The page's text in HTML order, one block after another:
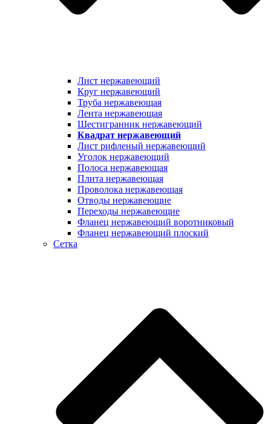
Лист нержавеющий
Круг нержавеющий
Труба нержавеющая
Лента нержавеющая
Шестигранник нержавеющий
Квадрат нержавеющий
Лист рифленый нержавеющий
Уголок нержавеющий
Полоса нержавеющая
Плита нержавеющая
Проволока нержавеющая
Отводы нержавеющие
Переходы нержавеющие
Фланец нержавеющий воротниковый
Фланец нержавеющий плоский
Сетка